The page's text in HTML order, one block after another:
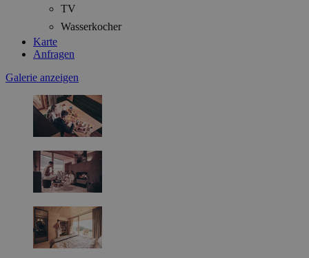
TV
Wasserkocher
Karte
Anfragen
Galerie anzeigen